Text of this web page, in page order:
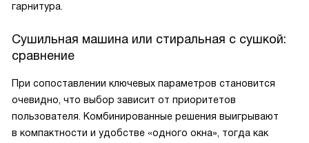
гарнитура.
Сушильная машина или стиральная с сушкой:
сравнение
При сопоставлении ключевых параметров становится
очевидно, что выбор зависит от приоритетов
пользователя. Комбинированные решения выигрывают
в компактности и удобстве «одного окна», тогда как